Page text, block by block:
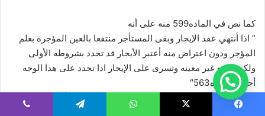
كما نص في الماده599 منه على أنه
” اذا أنتهي عقد الإيجار وبقى المستأجر منتفعا بالعين المؤجرة بعلم
المؤجر ودون اعتراض منه أعتبر الأيجار قد تجدد بشروطه الأولى
ولكن لمده غير معينه وتسرى على الإيجار اذا تجدد على هذا الوجه
أحكام الماده563″
وكانت المادة 563 من التقنين المدني قد نصت على أنه
“000 اذا عقد الإيجار دون أتفاق على مده أو عقد لمده غير معينه